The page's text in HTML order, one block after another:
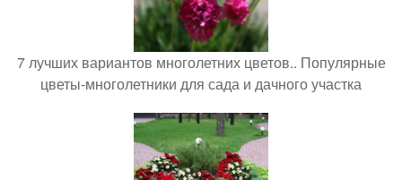
7 лучших вариантов многолетних цветов.. Популярные
цветы-многолетники для сада и дачного участка